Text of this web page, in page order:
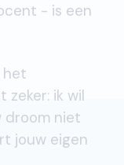
- is een
het
ik wil
droom niet
jouw eigen